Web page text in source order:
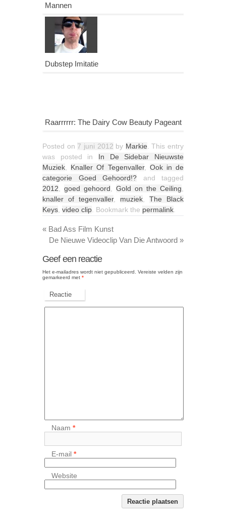
Mannen
Dubstep Imitatie
Raarrrrrr: The Dairy Cow Beauty Pageant
Posted on 7 juni 2012 by Markie . This entry
was posted in In De Sidebar Nieuwste
Muziek
Knaller Of Tegenvaller, Ook in de
categorie Goed Gehoord!? and tagged
2012
goed gehoord Gold on the Ceiling
knaller of tegenvaller, muziek
The Black
Keys video clip . Bookmark the permalink
« Bad Ass Film Kunst
De Nieuwe Videoclip Van Die Antwoord »
Geef een reactie
Het e-mailadres wordt niet gepubliceerd.
Vereiste velden zijn
gemarkeerd met *
Reactie
Naam*
E-mail*
Website